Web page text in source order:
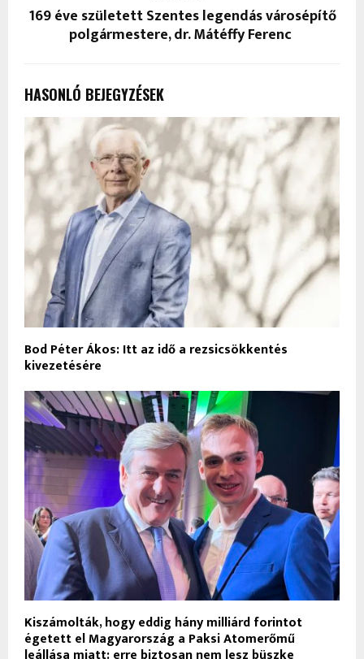
169 éve született Szentes legendás városépítő
polgármestere, dr. Mátéffy Ferenc
HASONLÓ BEJEGYZÉSEK
Bod Péter Ákos: Itt az idő a rezsicsökkentés
kivezetésére
Kiszámolták, hogy eddig hány milliárd forintot
égetett el Magyarország a Paksi Atomerőmű